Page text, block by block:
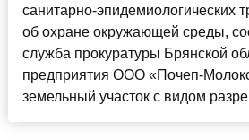
санитарно-эпидемиологических
об охране окружающей среды,
служба прокуратуры Брянской
предприятия ООО «Почеп-
земельный участок с видом